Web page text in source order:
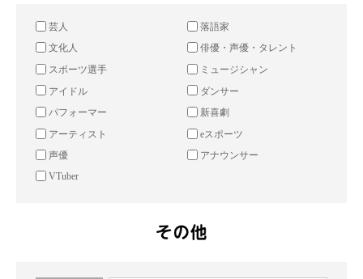
芸人
落語家
文化人
俳優・声優・タレント
スポーツ選手
ミュージシャン
アイドル
ダンサー
パフォーマー
新喜劇
アーティスト
eスポーツ
声優
アナウンサー
VTuber